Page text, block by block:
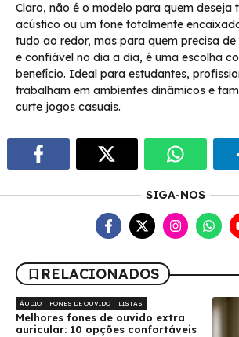
Claro, não é o modelo para quem deseja
acústico ou um fone totalmente
tudo ao redor, mas para quem precisa
e confiável no dia a dia, é uma escolha
benefício. Ideal para estudantes,
trabalham em ambientes dinâmicos e
curte jogos casuais.
SIGA-NOS
RELACIONADOS
ÁUDIO FONES DE OUVIDO LISTAS
Melhores fones de ouvido extra
auricular: 10 opções confortáveis